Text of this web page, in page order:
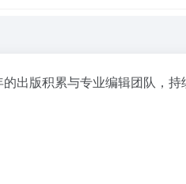
出版积累与专业编辑团队，持